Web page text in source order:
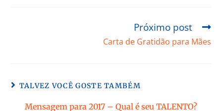
Próximo post
Carta de Gratidão para Mães
TALVEZ VOCÊ GOSTE TAMBÉM
Mensagem para 2017 – Qual é seu TALENTO?